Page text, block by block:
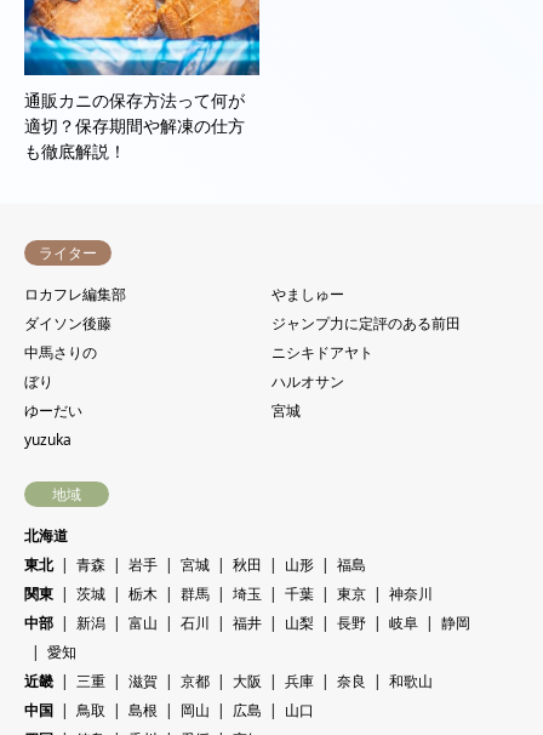
通販カニの保存方法って何が
適切？保存期間や解凍の仕方
も徹底解説！
ライター
ロカフレ編集部
やましゅー
ダイソン後藤
ジャンプ力に定評のある前田
中馬さりの
ニシキドアヤト
ぼり
ハルオサン
ゆーだい
宮城
yuzuka
地域
北海道
東北
青森 岩手 宮城 秋田 山形
福島
関東
茨城 栃木 群馬 埼玉 千葉 東京
神奈川
中部
新潟 富山 石川 福井 山梨 長野 岐阜
静岡
愛知
近畿
三重 滋賀 京都 大阪 兵庫 奈良
和歌山
中国
鳥取 島根 岡山 広島
山口